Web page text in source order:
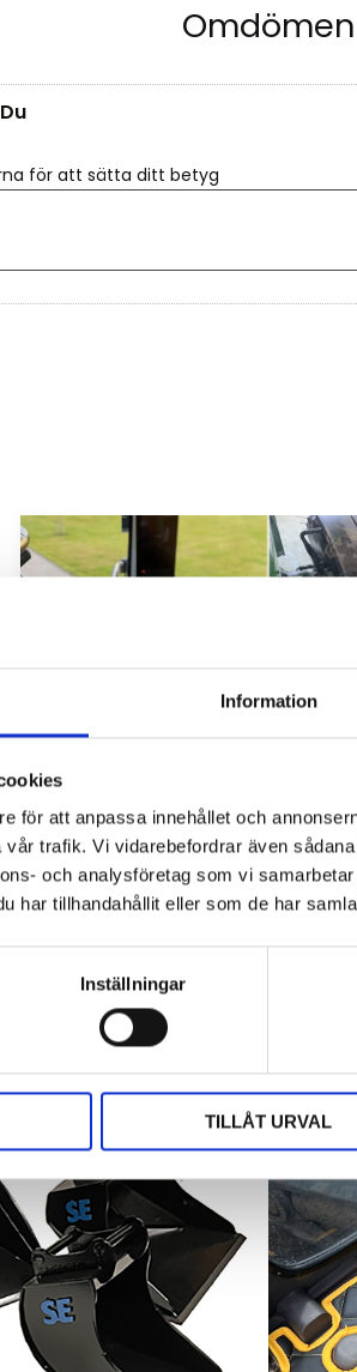
Information
för att anpassa innehållet och
trafik. Vi vidarebefordrar även
och analysföretag som vi
har tillhandahållit eller som de har
Inställningar
TILLÅT URVAL
Omdömen
Du
för att sätta ditt betyg
som gör stor skillnad i
Traktorhytten är för många mer än
arbetet utförs. Det är kontoret,
även lunchplatsen under långa